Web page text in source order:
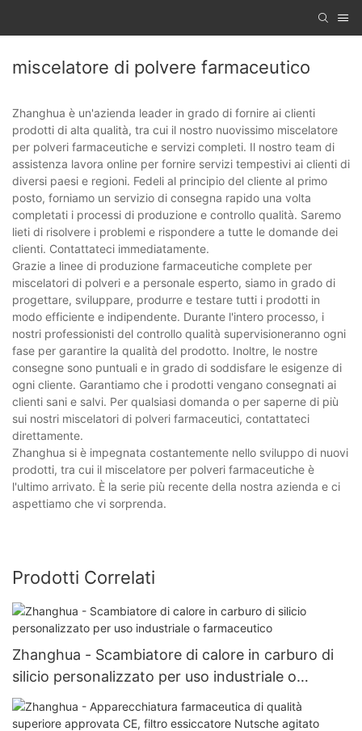
miscelatore di polvere farmaceutico
Zhanghua è un'azienda leader in grado di fornire ai clienti
prodotti di alta qualità, tra cui il nostro nuovissimo miscelatore
per polveri farmaceutiche e servizi completi. Il nostro team di
assistenza lavora online per fornire servizi tempestivi ai clienti di
diversi paesi e regioni. Fedeli al principio del cliente al primo
posto, forniamo un servizio di consegna rapido una volta
completati i processi di produzione e controllo qualità. Saremo
lieti di risolvere i problemi e rispondere a tutte le domande dei
clienti. Contattateci immediatamente.
Grazie a linee di produzione farmaceutiche complete per
miscelatori di polveri e a personale esperto, siamo in grado di
progettare, sviluppare, produrre e testare tutti i prodotti in
modo efficiente e indipendente. Durante l'intero processo, i
nostri professionisti del controllo qualità supervisioneranno ogni
fase per garantire la qualità del prodotto. Inoltre, le nostre
consegne sono puntuali e in grado di soddisfare le esigenze di
ogni cliente. Garantiamo che i prodotti vengano consegnati ai
clienti sani e salvi. Per qualsiasi domanda o per saperne di più
sui nostri miscelatori di polveri farmaceutici, contattateci
direttamente.
Zhanghua si è impegnata costantemente nello sviluppo di nuovi
prodotti, tra cui il miscelatore per polveri farmaceutiche è
l'ultimo arrivato. È la serie più recente della nostra azienda e ci
aspettiamo che vi sorprenda.
Prodotti Correlati
Zhanghua - Scambiatore di calore in carburo di
silicio personalizzato per uso industriale o
farmaceutico